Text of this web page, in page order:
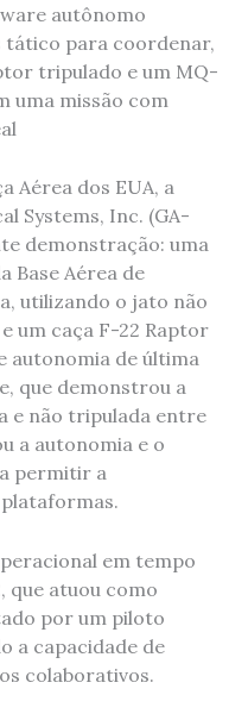
autônomo
tático para coordenar,
tripulado e um MQ-
uma missão com
Aérea dos EUA, a
Systems, Inc. (GA-
demonstração: uma
Base Aérea de
utilizando o jato não
um caça F-22 Raptor
autonomia de última
que demonstrou a
e não tripulada entre
a autonomia e o
permitir a
em tempo
que atuou como
por um piloto
a capacidade de
colaborativos.